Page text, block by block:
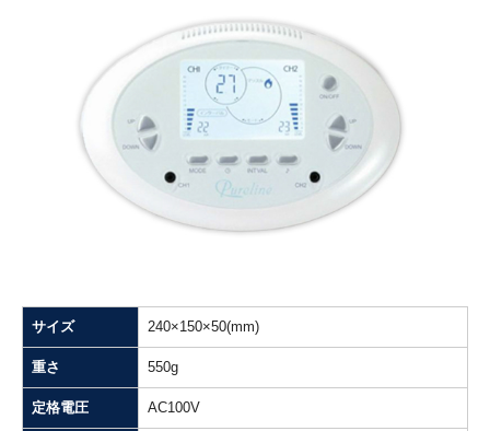
サイズ 240×150×50(mm)
重さ 550g
定格電圧 AC100V